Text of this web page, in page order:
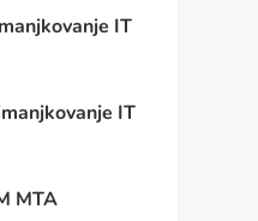
IT
IT
MTA